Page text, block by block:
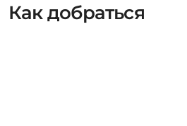
Как добраться